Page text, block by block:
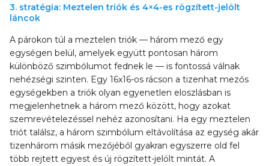
3. stratégia: Meztelen triók és 4×4-es rögzített-jelölt
láncok
A párokon túl a meztelen triók — három mező egy
egységen belül, amelyek együtt pontosan három
különböző szimbólumot fednek le — is fontossá válnak
nehézségi szinten. Egy 16x16-os rácson a tizenhat mezős
egységekben a triók olyan egyenetlen eloszlásban is
megjelenhetnek a három mező között, hogy azokat
szemrevételezéssel nehéz azonosítani. Ha egy meztelen
triót találsz, a három szimbólum eltávolítása az egység akár
tizenhárom másik mezőjéből gyakran egyszerre old fel
több rejtett egyest és új rögzített-jelölt mintát. A